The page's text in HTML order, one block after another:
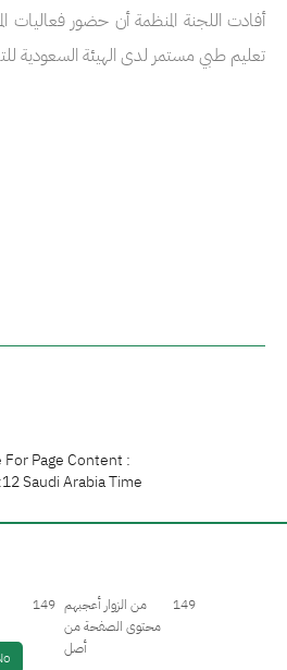
أفادت اللجنة المنظمة أن حضور فعاليات
تعليم طبي مستمر لدى الهيئة
Page Content :
Saudi Arabia Time
149 من الزوار أعجبهم
محتوى الصفحة من
أصل
149